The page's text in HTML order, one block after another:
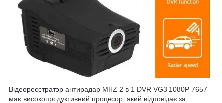
Відеореєстратор антирадар MHZ 2 в 1 DVR VG3 1080P 7657
має високопродуктивний процесор, який відповідає за